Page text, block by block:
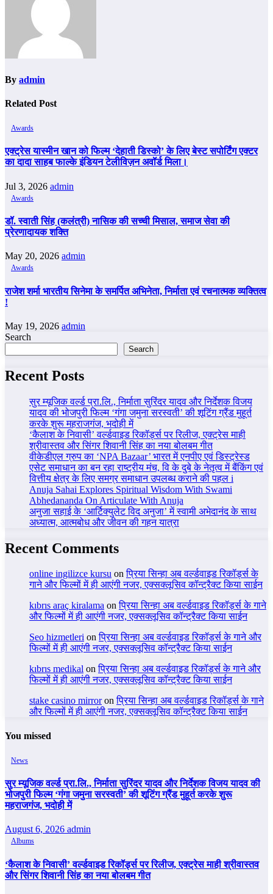
By admin
Related Post
Awards
एक्ट्रेस यास्मीन खान को फिल्म ‘देहाती डिस्को’ के लिए बेस्ट सपोर्टिंग एक्टर
का दादा साहब फाल्के इंडियन टेलीविज़न अवॉर्ड मिला।
Jul 3, 2026 admin
Awards
डॉ. स्वाती सिंह (कलंत्री) नासिक की सच्ची मिसाल, समाज सेवा की
प्रेरणादायक शक्ति
May 20, 2026 admin
Awards
राजेश शर्मा भारतीय सिनेमा के समर्पित अभिनेता, निर्माता एवं रचनात्मक व्यक्तित्व
!
May 19, 2026 admin
Search
Search
Recent Posts
सुर म्यूजिक वर्ल्ड प्रा.लि., निर्माता सुरिंदर यादव और निर्देशक विजय
यादव की भोजपुरी फिल्म ‘गंगा जमुना सरस्वती’ की शूटिंग ग्रैंड मुहूर्त
करके शुरू महराजगंज, भदोही में
‘कैलाश के निवासी’ वर्ल्डवाइड रिकॉर्ड्स पर रिलीज, एक्ट्रेस माही
श्रीवास्तव और सिंगर शिवानी सिंह का नया बोलबम गीत
वीकेडीएल ग्रुप का ‘NPA Bazaar’ भारत में एनपीए एवं डिस्ट्रेस्ड
एसेट समाधान का बन रहा राष्ट्रीय मंच, वि के दुबे के नेतृत्व में बैंकिंग एवं
वित्तीय क्षेत्र के लिए समग्र समाधान उपलब्ध कराने की पहल i
Anuja Sahai Explores Spiritual Wisdom With Swami
Abhedananda On Articulate With Anuja
अनुजा सहाई के ‘आर्टिक्युलेट विद अनुजा’ में स्वामी अभेदानंद के साथ
अध्यात्म, आत्मबोध और जीवन की गहन यात्रा
Recent Comments
online ingilizce kursu onप्रिया सिन्हा अब वर्ल्डवाइड रिकॉर्ड्स के
गाने और फिल्मों में ही आएंगी नजर, एक्सक्लूसिव कॉन्ट्रैक्ट किया साईन
kıbrıs araç kiralama onप्रिया सिन्हा अब वर्ल्डवाइड रिकॉर्ड्स के गाने
और फिल्मों में ही आएंगी नजर, एक्सक्लूसिव कॉन्ट्रैक्ट किया साईन
Seo hizmetleri onप्रिया सिन्हा अब वर्ल्डवाइड रिकॉर्ड्स के गाने और
फिल्मों में ही आएंगी नजर, एक्सक्लूसिव कॉन्ट्रैक्ट किया साईन
kıbrıs medikal onप्रिया सिन्हा अब वर्ल्डवाइड रिकॉर्ड्स के गाने और
फिल्मों में ही आएंगी नजर, एक्सक्लूसिव कॉन्ट्रैक्ट किया साईन
stake casino mirroronप्रिया सिन्हा अब वर्ल्डवाइड रिकॉर्ड्स के गाने
और फिल्मों में ही आएंगी नजर, एक्सक्लूसिव कॉन्ट्रैक्ट किया साईन
You missed
News
सुर म्यूजिक वर्ल्ड प्रा.लि., निर्माता सुरिंदर यादव और निर्देशक विजय यादव की
भोजपुरी फिल्म ‘गंगा जमुना सरस्वती’ की शूटिंग ग्रैंड मुहूर्त करके शुरू
महराजगंज, भदोही में
August 6, 2026 admin
Albums
‘कैलाश के निवासी’ वर्ल्डवाइड रिकॉर्ड्स पर रिलीज, एक्ट्रेस माही श्रीवास्तव
और सिंगर शिवानी सिंह का नया बोलबम गीत